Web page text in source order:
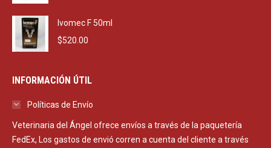
Ivomec F 50ml
$520.00
INFORMACIÓN ÚTIL
Políticas de Envío
Veterinaria del Ángel ofrece envíos a través de la paquetería
FedEx, Los gastos de envió corren a cuenta del cliente a través